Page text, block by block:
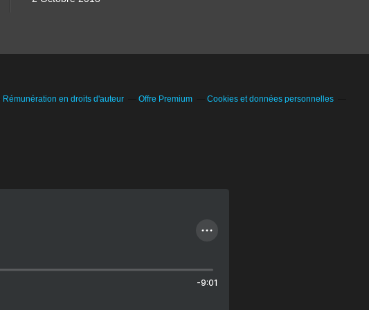
Rémunération en droits d'auteur Offre Premium
Cookies et données personnelles
-9:01